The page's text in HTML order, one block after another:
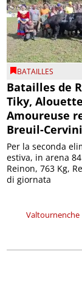
BATAILLES
Batailles de
Tiky,
Amoureuse
Breuil-
Valtournenche
Per la seconda
estiva, in arena
Reinon, 763 Kg,
di giornata